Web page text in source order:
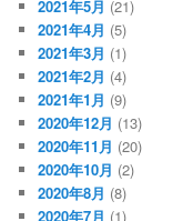
2021年5月 (21)
2021年4月 (5)
2021年3月 (1)
2021年2月 (4)
2021年1月 (9)
2020年12月 (13)
2020年11月 (20)
2020年10月 (2)
2020年8月 (8)
2020年7月 (1)